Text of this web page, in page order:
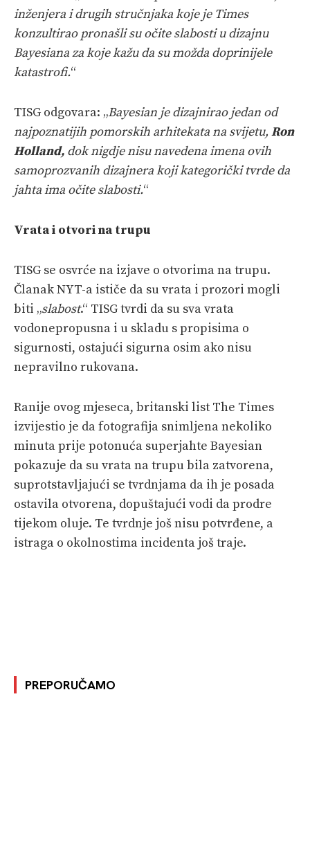
inženjera i drugih stručnjaka koje je Times
konzultirao pronašli su očite slabosti u dizajnu
Bayesiana za koje kažu da su možda doprinijele
katastrofi.“
TISG odgovara: „Bayesian je dizajnirao jedan od
najpoznatijih pomorskih arhitekata na svijetu, Ron
Holland, dok nigdje nisu navedena imena ovih
samoprozvanih dizajnera koji kategorički tvrde da
jahta ima očite slabosti.“
Vrata i otvori na trupu
TISG se osvrće na izjave o otvorima na trupu.
Članak NYT-a ističe da su vrata i prozori mogli
biti „slabost.“ TISG tvrdi da su sva vrata
vodonepropusna i u skladu s propisima o
sigurnosti, ostajući sigurna osim ako nisu
nepravilno rukovana.
Ranije ovog mjeseca, britanski list The Times
izvijestio je da fotografija snimljena nekoliko
minuta prije potonuća superjahte Bayesian
pokazuje da su vrata na trupu bila zatvorena,
suprotstavljajući se tvrdnjama da ih je posada
ostavila otvorena, dopuštajući vodi da prodre
tijekom oluje. Te tvrdnje još nisu potvrđene, a
istraga o okolnostima incidenta još traje.
PREPORUČAMO